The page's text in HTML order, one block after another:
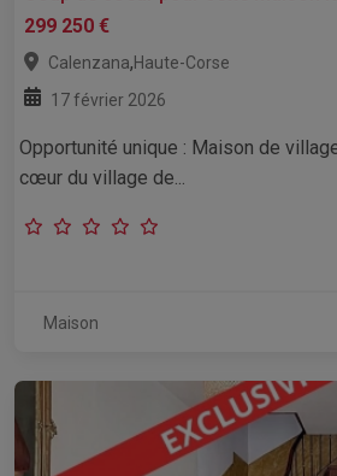
299 250 €
Calenzana,Haute-Corse
17 février 2026
Opportunité unique : Maison de
cœur du village de...
Maison